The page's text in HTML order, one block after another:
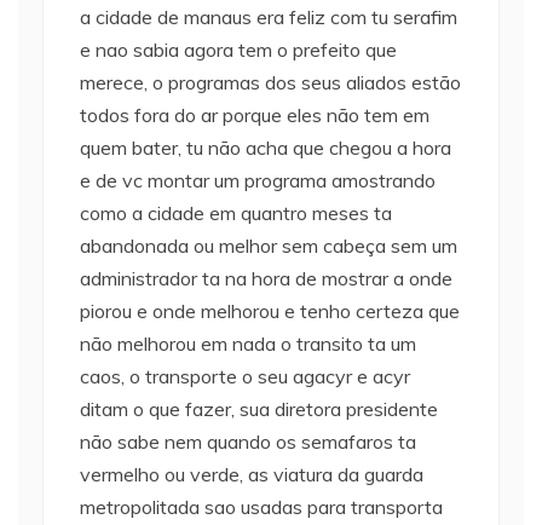
a cidade de manaus era feliz com tu serafim
e nao sabia agora tem o prefeito que
merece, o programas dos seus aliados estão
todos fora do ar porque eles não tem em
quem bater, tu não acha que chegou a hora
e de vc montar um programa amostrando
como a cidade em quantro meses ta
abandonada ou melhor sem cabeça sem um
administrador ta na hora de mostrar a onde
piorou e onde melhorou e tenho certeza que
não melhorou em nada o transito ta um
caos, o transporte o seu agacyr e acyr
ditam o que fazer, sua diretora presidente
não sabe nem quando os semafaros ta
vermelho ou verde, as viatura da guarda
metropolitada sao usadas para transporta